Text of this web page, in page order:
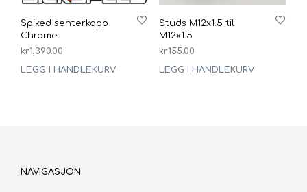
Spiked senterkopp
Chrome
kr1,390.00
LEGG I HANDLEKURV
Studs M12x1.5 til
M12x1.5
kr155.00
LEGG I HANDLEKURV
NAVIGASJON